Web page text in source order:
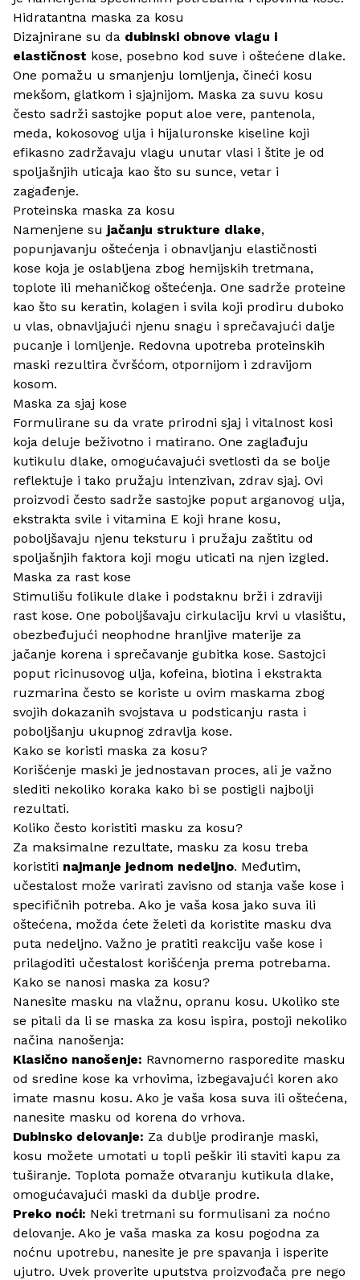
Hidratantna maska za kosu
Dizajnirane su da dubinski obnove vlagu i
elastičnost kose, posebno kod suve i oštećene dlake.
One pomažu u smanjenju lomljenja, čineći kosu
mekšom, glatkom i sjajnijom. Maska za suvu kosu
često sadrži sastojke poput aloe vere, pantenola,
meda, kokosovog ulja i hijaluronske kiseline koji
efikasno zadržavaju vlagu unutar vlasi i štite je od
spoljašnjih uticaja kao što su sunce, vetar i
zagađenje.
Proteinska maska za kosu
Namenjene su jačanju strukture dlake,
popunjavanju oštećenja i obnavljanju elastičnosti
kose koja je oslabljena zbog hemijskih tretmana,
toplote ili mehaničkog oštećenja. One sadrže proteine
kao što su keratin, kolagen i svila koji prodiru duboko
u vlas, obnavljajući njenu snagu i sprečavajući dalje
pucanje i lomljenje. Redovna upotreba proteinskih
maski rezultira čvršćom, otpornijom i zdravijom
kosom.
Maska za sjaj kose
Formulirane su da vrate prirodni sjaj i vitalnost kosi
koja deluje beživotno i matirano. One zaglađuju
kutikulu dlake, omogućavajući svetlosti da se bolje
reflektuje i tako pružaju intenzivan, zdrav sjaj. Ovi
proizvodi često sadrže sastojke poput arganovog ulja,
ekstrakta svile i vitamina E koji hrane kosu,
poboljšavaju njenu teksturu i pružaju zaštitu od
spoljašnjih faktora koji mogu uticati na njen izgled.
Maska za rast kose
Stimulišu folikule dlake i podstaknu brži i zdraviji
rast kose. One poboljšavaju cirkulaciju krvi u vlasištu,
obezbeđujući neophodne hranljive materije za
jačanje korena i sprečavanje gubitka kose. Sastojci
poput ricinusovog ulja, kofeina, biotina i ekstrakta
ruzmarina često se koriste u ovim maskama zbog
svojih dokazanih svojstava u podsticanju rasta i
poboljšanju ukupnog zdravlja kose.
Kako se koristi maska za kosu?
Korišćenje maski je jednostavan proces, ali je važno
slediti nekoliko koraka kako bi se postigli najbolji
rezultati.
Koliko često koristiti masku za kosu?
Za maksimalne rezultate, masku za kosu treba
koristiti najmanje jednom nedeljno. Međutim,
učestalost može varirati zavisno od stanja vaše kose i
specifičnih potreba. Ako je vaša kosa jako suva ili
oštećena, možda ćete želeti da koristite masku dva
puta nedeljno. Važno je pratiti reakciju vaše kose i
prilagoditi učestalost korišćenja prema potrebama.
Kako se nanosi maska za kosu?
Nanesite masku na vlažnu, opranu kosu. Ukoliko ste
se pitali da li se maska za kosu ispira, postoji nekoliko
načina nanošenja:
Klasično nanošenje: Ravnomerno rasporedite masku
od sredine kose ka vrhovima, izbegavajući koren ako
imate masnu kosu. Ako je vaša kosa suva ili oštećena,
nanesite masku od korena do vrhova.
Dubinsko delovanje: Za dublje prodiranje maski,
kosu možete umotati u topli peškir ili staviti kapu za
tuširanje. Toplota pomaže otvaranju kutikula dlake,
omogućavajući maski da dublje prodre.
Preko noći: Neki tretmani su formulisani za noćno
delovanje. Ako je vaša maska za kosu pogodna za
noćnu upotrebu, nanesite je pre spavanja i isperite
ujutro. Uvek proverite uputstva proizvođača pre nego